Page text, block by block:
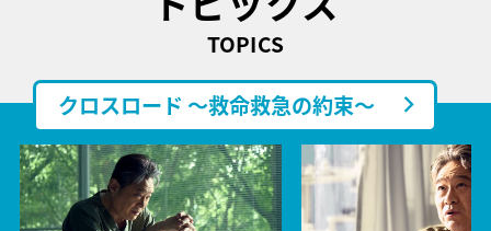
TOPICS
クロスロード ～救命救急の約束～